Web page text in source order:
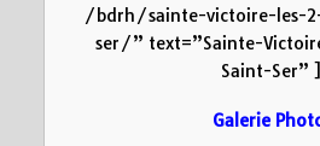
/bdrh/sainte-victoire-les-
ser/” text=”Sainte-
Saint-Ser” ]
Galerie